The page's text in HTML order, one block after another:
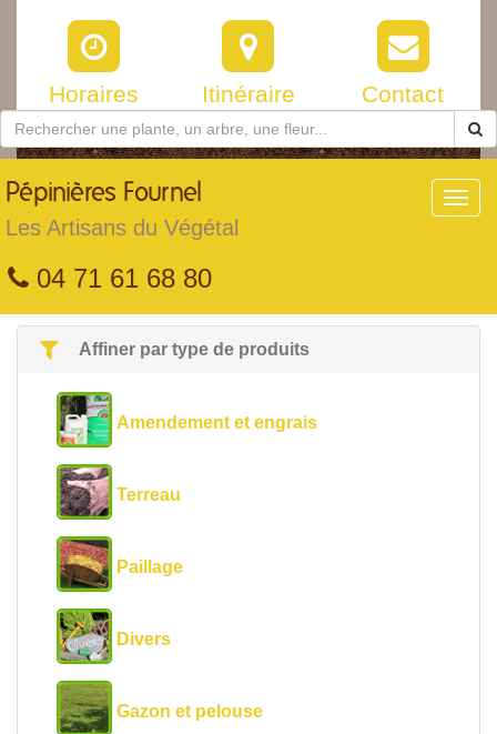
Horaires Itinéraire Contact
Pépinières Fournel
Les Artisans du Végétal
04 71 61 68 80
Affiner par type de produits
Amendement et engrais
Terreau
Paillage
Divers
Gazon et pelouse